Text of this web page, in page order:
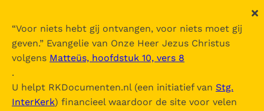
“Voor niets hebt gij ontvangen, voor niets moet gij
geven.” Evangelie van Onze Heer Jezus Christus
volgens Matteüs, hoofdstuk 10, vers 8
.
U helpt RKDocumenten.nl (een initiatief van Stg.
InterKerk) financieel waardoor de site voor velen
Nova Vulgata
Inhoudsopgave